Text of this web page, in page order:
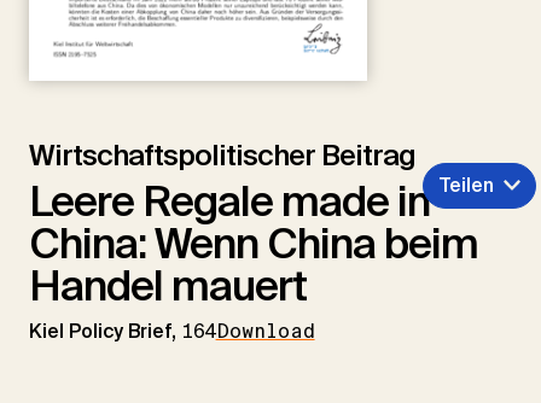
Wirtschaftspolitischer Beitrag
Leere Regale made in
China: Wenn China beim
Handel mauert
Kiel Policy Brief, 164Download
Teilen